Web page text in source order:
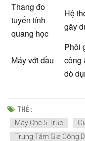
Thang đo
tuyến tính
quang học
Hệ
gãy
Máy vớt dầu
Phôi
công
dò
THẺ :
Máy Cnc 5 Trục
Trung Tâm Gia Công